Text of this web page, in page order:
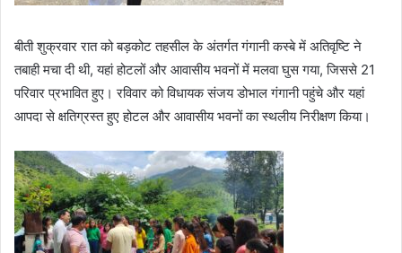
बीती शुक्रवार रात को बड़कोट तहसील के अंतर्गत गंगानी कस्बे में अतिवृष्टि ने
तबाही मचा दी थी, यहां होटलों और आवासीय भवनों में मलवा घुस गया, जिससे 21
परिवार प्रभावित हुए। रविवार को विधायक संजय डोभाल गंगानी पहुंचे और यहां
आपदा से क्षतिग्रस्त हुए होटल और आवासीय भवनों का स्थलीय निरीक्षण किया।